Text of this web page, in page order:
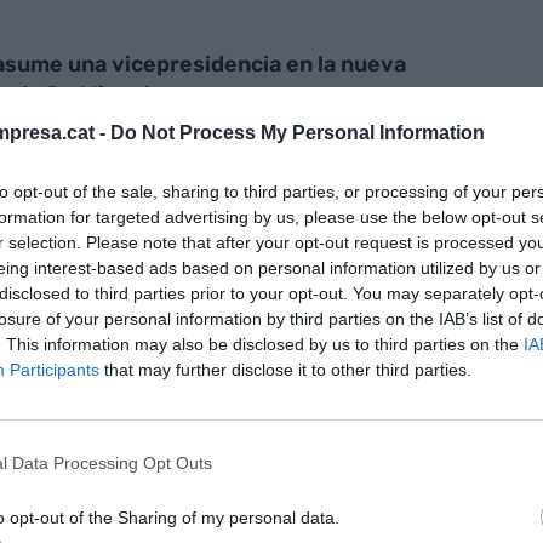
- Do Not Process My Personal Information
opt-out of the sale, sharing to third parties, or processing of your
for targeted advertising by us, please use the below opt-out
selection. Please note that after your opt-out request is processed
interest-based ads based on personal information utilized by us
to third parties prior to your opt-out. You may separately
of your personal information by third parties on the IAB’s list of
This information may also be disclosed by us to third parties on the
Participants that may further disclose it to other third parties.
Data Processing Opt Outs
opt-out of the Sharing of my personal data.
una vicepresidencia en la nueva
de De Miguel
de Cepyme. El líder deCecotse ha
la victoria de la candidatura de De Miguel. Con
un nuevo cargo, ya que además de dirigir
del Consejo Interterritorial de la pyme
de la patronal catalana.
Con su llegada al cargo, el sector de la